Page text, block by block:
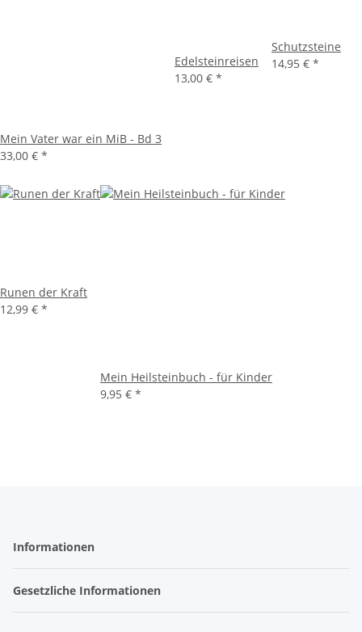
Mein Vater war ein MiB - Bd 3
33,00 € *
Edelsteinreisen
13,00 € *
Schutzsteine
14,95 € *
Runen der Kraft
12,99 € *
Mein Heilsteinbuch - für Kinder
9,95 € *
Informationen
Gesetzliche Informationen